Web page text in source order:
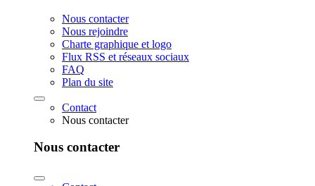
Nous contacter
Nous rejoindre
Charte graphique et logo
Flux RSS et réseaux sociaux
FAQ
Plan du site
Contact
Nous contacter
Nous contacter